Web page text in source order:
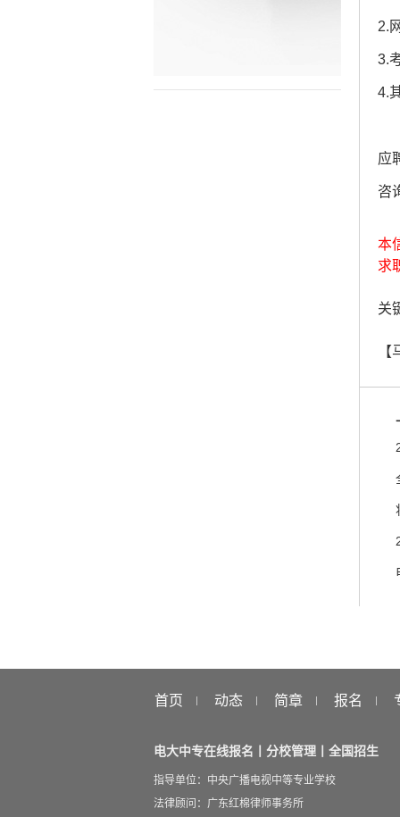
2.
‌3.
4.
应
咨
本
求
关
首页 动态 简章 报名
电大中专在线报名丨分校管理丨全国招生
指导单位：中央广播电视中等专业学校
法律顾问：广东红棉律师事务所